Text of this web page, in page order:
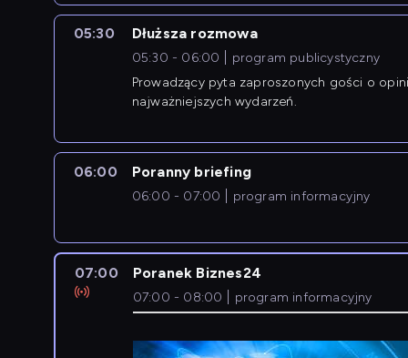
05:30 Dłuższa rozmowa
05:30 - 06:00
program publicystyczny
Prowadzący pyta zaproszonych gości o
najważniejszych wydarzeń.
06:00 Poranny briefing
06:00 - 07:00 program informacyjny
07:00 Poranek Biznes24
07:00 - 08:00 program informacyjny